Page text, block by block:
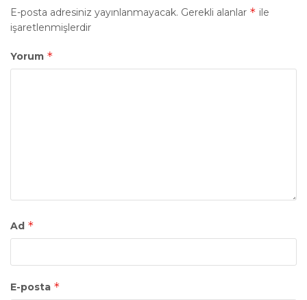
E-posta adresiniz yayınlanmayacak. Gerekli alanlar * ile
işaretlenmişlerdir
Yorum *
Ad *
E-posta *